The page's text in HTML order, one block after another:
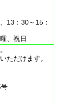
13：30～15：
、祝日
ただけます。